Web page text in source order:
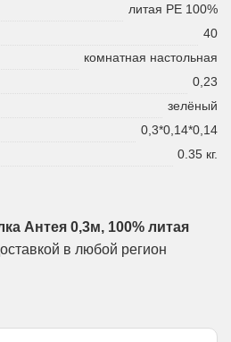
литая PE 100%
40
комнатная настольная
0,23
зелёный
0,3*0,14*0,14
0.35 кг.
Антея 0,3м, 100% литая
в любой регион